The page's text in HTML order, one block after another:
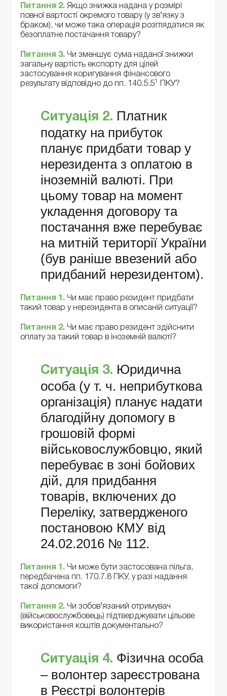
Питання 2. Якщо знижка надана у розмірі
повної вартості окремого товару (у зв’язку з
браком), чи може така операція розглядатися як
безоплатне постачання товару?
Питання 3. Чи зменшує сума наданої знижки
загальну вартість експорту для цілей
застосування коригування фінансового
результату відповідно до пп. 140.5.51 ПКУ?
Ситуація 2. Платник
податку на прибуток
планує придбати товар у
нерезидента з оплатою в
іноземній валюті. При
цьому товар на момент
укладення договору та
постачання вже перебуває
на митній території України
(був раніше ввезений або
придбаний нерезидентом).
Питання 1. Чи має право резидент придбати
такий товар у нерезидента в описаній ситуації?
Питання 2. Чи має право резидент здійснити
оплату за такий товар в іноземній валюті?
Ситуація 3. Юридична
особа (у т. ч. неприбуткова
організація) планує надати
благодійну допомогу в
грошовій формі
військовослужбовцю, який
перебуває в зоні бойових
дій, для придбання
товарів, включених до
Переліку, затвердженого
постановою КМУ від
24.02.2016 № 112.
Питання 1. Чи може бути застосована пільга,
передбачена пп. 170.7.8 ПКУ, у разі надання
такої допомоги?
Питання 2. Чи зобов’язаний отримувач
(військовослужбовець) підтверджувати цільове
використання коштів документально?
Ситуація 4. Фізична особа
– волонтер зареєстрована
в Реєстрі волонтерів